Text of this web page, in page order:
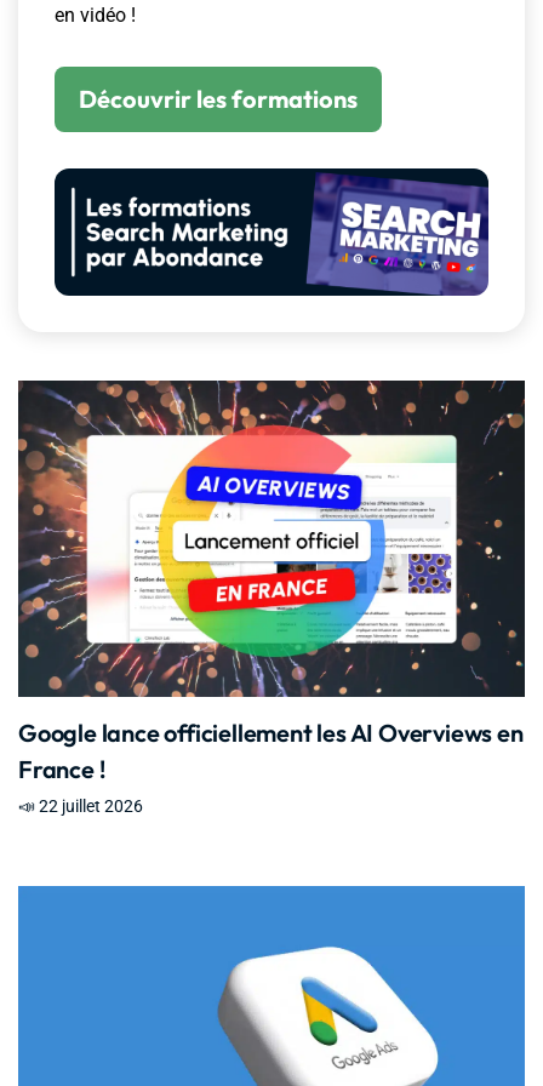
en vidéo !
Découvrir les formations
Google lance officiellement les AI Overviews en
France !
📣 22 juillet 2026